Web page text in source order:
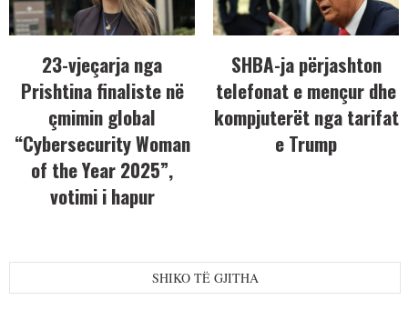
23-vjeçarja nga
Prishtina finaliste në
çmimin global
“Cybersecurity Woman
of the Year 2025”,
votimi i hapur
SHBA-ja përjashton
telefonat e mençur dhe
kompjuterët nga tarifat
e Trump
SHIKO TË GJITHA